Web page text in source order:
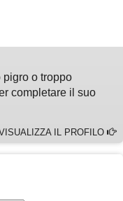
pigro o troppo
completare il suo
IL PROFILO